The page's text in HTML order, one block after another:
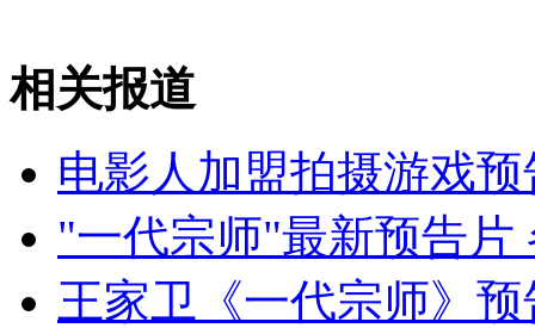
无痛分娩是否安全 医生回应
外交部：反对强权政治霸凌主义
外交部：有关国家言论片面不公正
相关报道
电影人加盟拍摄游戏
"一代宗师"最新预告片
王家卫《一代宗师》